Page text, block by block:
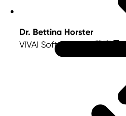
Dr. Bettina Horster
VIVAI Software AG 董事長